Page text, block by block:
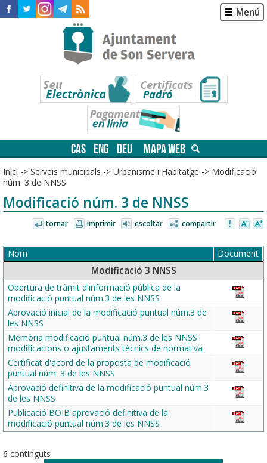
Menú
CAS ENG DEU MAPA WEB
Inici -> Serveis municipals -> Urbanisme i Habitatge -> Modificació
núm. 3 de NNSS
Modificació núm. 3 de NNSS
tornar imprimir escoltar compartir
Nom Document
Modificació 3 NNSS
Obertura de tràmit d'informació pública de la
modificació puntual núm.3 de les NNSS
Aprovació inicial de la modificació puntual núm.3 de
les NNSS
Memòria modificació puntual núm.3 de les NNSS:
modificacions o ajustaments tècnics de normativa
Certificat d'acord de la proposta de modificació
puntual núm. 3 de les NNSS
Aprovació definitiva de la modificació puntual núm.3
de les NNSS
Publicació BOIB aprovació definitiva de la
modificació puntual núm.3 de les NNSS
6 continguts